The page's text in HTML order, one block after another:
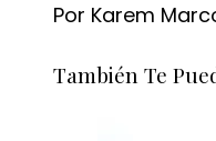
Por Karem
También Te